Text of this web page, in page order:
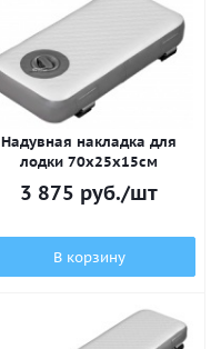
Надувная накладка для
лодки 70х25x15см
3 875 руб./шт
В корзину